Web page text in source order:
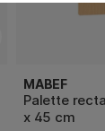
MABEF
Palette
x 45 cm